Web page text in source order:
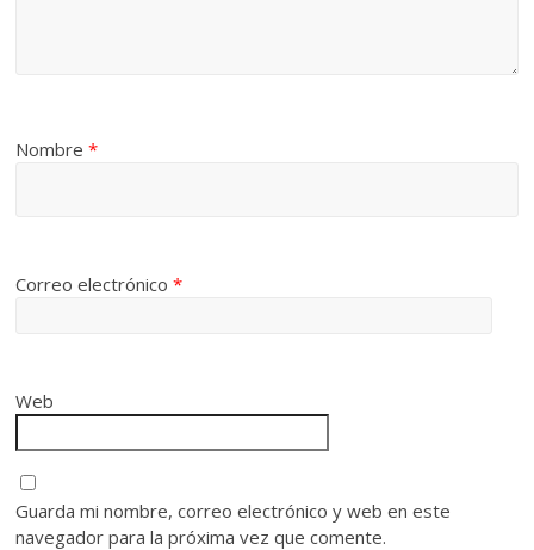
Nombre*
Correo electrónico*
Web
Guarda mi nombre, correo electrónico y web en este
navegador para la próxima vez que comente.